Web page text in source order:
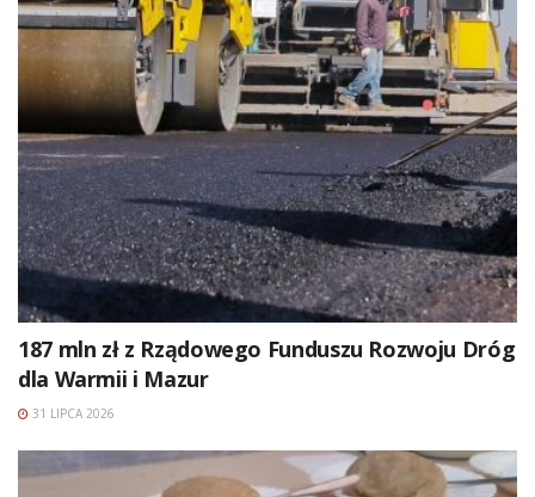
187 mln zł z Rządowego Funduszu Rozwoju Dróg
dla Warmii i Mazur
31 LIPCA 2026